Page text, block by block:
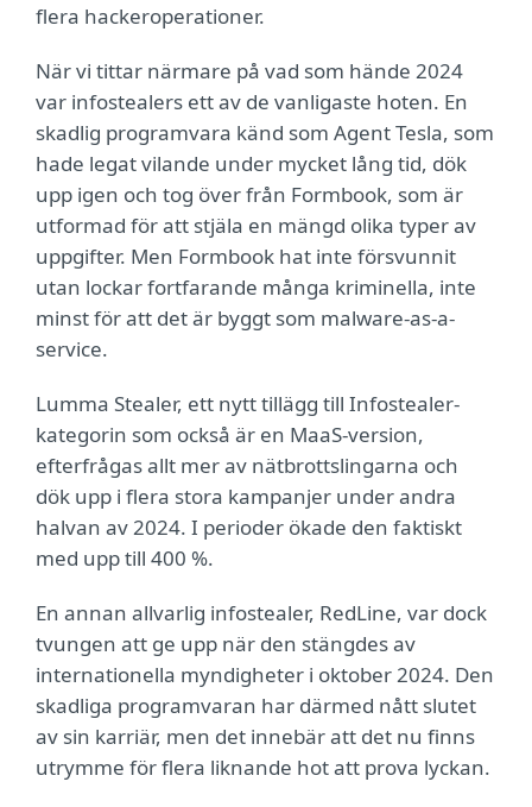
flera hackeroperationer.
När vi tittar närmare på vad som hände 2024
var infostealers ett av de vanligaste hoten. En
skadlig programvara känd som Agent Tesla, som
hade legat vilande under mycket lång tid, dök
upp igen och tog över från Formbook, som är
utformad för att stjäla en mängd olika typer av
uppgifter. Men Formbook hat inte försvunnit
utan lockar fortfarande många kriminella, inte
minst för att det är byggt som malware-as-a-
service.
Lumma Stealer, ett nytt tillägg till Infostealer-
kategorin som också är en MaaS-version,
efterfrågas allt mer av nätbrottslingarna och
dök upp i flera stora kampanjer under andra
halvan av 2024. I perioder ökade den faktiskt
med upp till 400 %.
En annan allvarlig infostealer, RedLine, var dock
tvungen att ge upp när den stängdes av
internationella myndigheter i oktober 2024. Den
skadliga programvaran har därmed nått slutet
av sin karriär, men det innebär att det nu finns
utrymme för flera liknande hot att prova lyckan.